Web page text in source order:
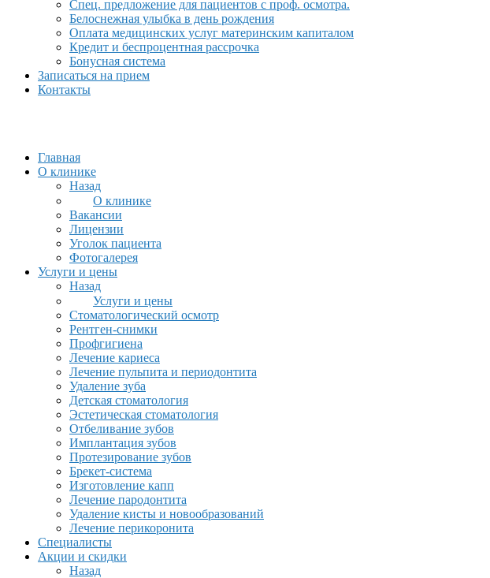
Спец. предложение для пациентов с проф. осмотра.
Белоснежная улыбка в день рождения
Оплата медицинских услуг материнским капиталом
Кредит и беспроцентная рассрочка
Бонусная система
Записаться на прием
Контакты
Главная
О клинике
Назад
О клинике
Вакансии
Лицензии
Уголок пациента
Фотогалерея
Услуги и цены
Назад
Услуги и цены
Стоматологический осмотр
Рентген-снимки
Профгигиена
Лечение кариеса
Лечение пульпита и периодонтита
Удаление зуба
Детская стоматология
Эстетическая стоматология
Отбеливание зубов
Имплантация зубов
Протезирование зубов
Брекет-система
Изготовление капп
Лечение пародонтита
Удаление кисты и новообразований
Лечение перикоронита
Специалисты
Акции и скидки
Назад